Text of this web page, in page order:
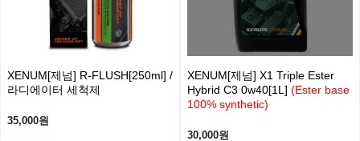
XENUM[제넘] R-FLUSH[250ml] /
라디에이터 세척제
35,000원
XENUM[제넘] X1 Triple Ester
Hybrid C3 0w40[1L] (Ester base
100% synthetic)
30,000원